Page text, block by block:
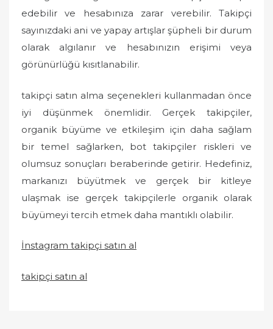
edebilir ve hesabınıza zarar verebilir. Takipçi
sayınızdaki ani ve yapay artışlar şüpheli bir durum
olarak algılanır ve hesabınızın erişimi veya
görünürlüğü kısıtlanabilir.
takipçi satın alma seçenekleri kullanmadan önce
iyi düşünmek önemlidir. Gerçek takipçiler,
organik büyüme ve etkileşim için daha sağlam
bir temel sağlarken, bot takipçiler riskleri ve
olumsuz sonuçları beraberinde getirir. Hedefiniz,
markanızı büyütmek ve gerçek bir kitleye
ulaşmak ise gerçek takipçilerle organik olarak
büyümeyi tercih etmek daha mantıklı olabilir.
İnstagram takipçi satın al
takipçi satın al